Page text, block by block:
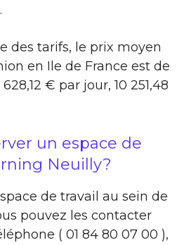
des tarifs, le prix moyen
en Ile de France est de
€ par jour, 10 251,48
un espace de
Neuilly?
de travail au sein de
pouvez les contacter
( 01 84 80 07 00 ),